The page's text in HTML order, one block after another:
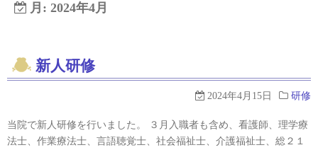
月: 2024年4月
新人研修
2024年4月15日 研修
当院で新人研修を行いました。 ３月入職者も含め、看護師、理学療
法士、作業療法士、言語聴覚士、社会福祉士、介護福祉士、総２１